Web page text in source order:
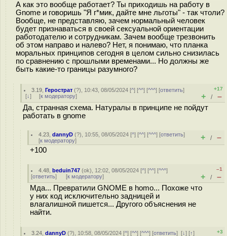
А как это вообще работает? Ты приходишь на работу в
Gnome и говоришь "Я г*мик, дайте мне льготы" - так чтоли?
Вообще, не представляю, зачем нормальный человек
будет признаваться в своей сeксуaльной ориентации
работодателю и сотрудникам. Зачем вообще трезвонить
об этом направо и налево? Нет, я понимаю, что планка
моральных принципов сегодня в целом сильно снизилась
по сравнению с прошлыми временами... Но должны же
быть какие-то границы разумного?
3.19 ,Герострат (?), 10:43, 08/05/2024 [^] [^^] [^^^] [ответить]
[↓] [к модератору]
+17
+ / –
Да, странная схема. Натуралы в принципе не пойдут
работать в gnome
4.23 ,dannyD (?), 10:55, 08/05/2024 [^] [^^] [^^^] [ответить]
[к модератору] + / –
+100
4.48 ,beduin747 (ok), 12:02, 08/05/2024 [^] [^^] [^^^]
[ответить] [к модератору]
–1
+ / –
Мда... Превратили GNOME в homo... Похоже что
у них код исключительно задницей и
влагалишной пишется... Другого объяснения не
найти.
3.24 ,dannyD (?), 10:58, 08/05/2024 [^] [^^] [^^^] [ответить][↓] [↑]
+3